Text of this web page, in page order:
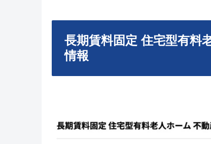
長期賃料固定 住宅型有料
情報